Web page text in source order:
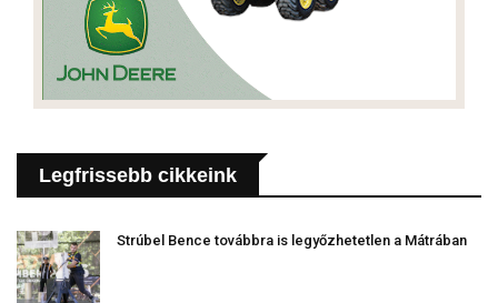
Legfrissebb cikkeink
Strúbel Bence továbbra is legyőzhetetlen a Mátrában